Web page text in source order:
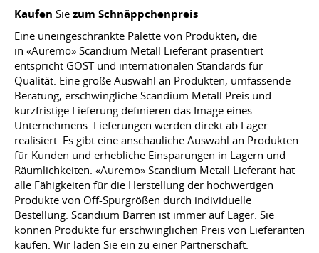
Kaufen Sie zum Schnäppchenpreis
Eine uneingeschränkte Palette von Produkten, die
in «Auremo» Scandium Metall Lieferant präsentiert
entspricht GOST und internationalen Standards für
Qualität. Eine große Auswahl an Produkten, umfassende
Beratung, erschwingliche Scandium Metall Preis und
kurzfristige Lieferung definieren das Image eines
Unternehmens. Lieferungen werden direkt ab Lager
realisiert. Es gibt eine anschauliche Auswahl an Produkten
für Kunden und erhebliche Einsparungen in Lagern und
Räumlichkeiten. «Auremo» Scandium Metall Lieferant hat
alle Fähigkeiten für die Herstellung der hochwertigen
Produkte von Off-Spurgrößen durch individuelle
Bestellung. Scandium Barren ist immer auf Lager. Sie
können Produkte für erschwinglichen Preis von Lieferanten
kaufen. Wir laden Sie ein zu einer Partnerschaft.